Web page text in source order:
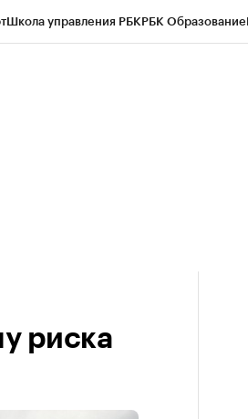
Школа управления РБКРБК Образование
риска